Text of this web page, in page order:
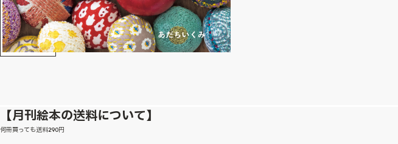
【月刊絵本の送料について】
何冊買っても送料290円